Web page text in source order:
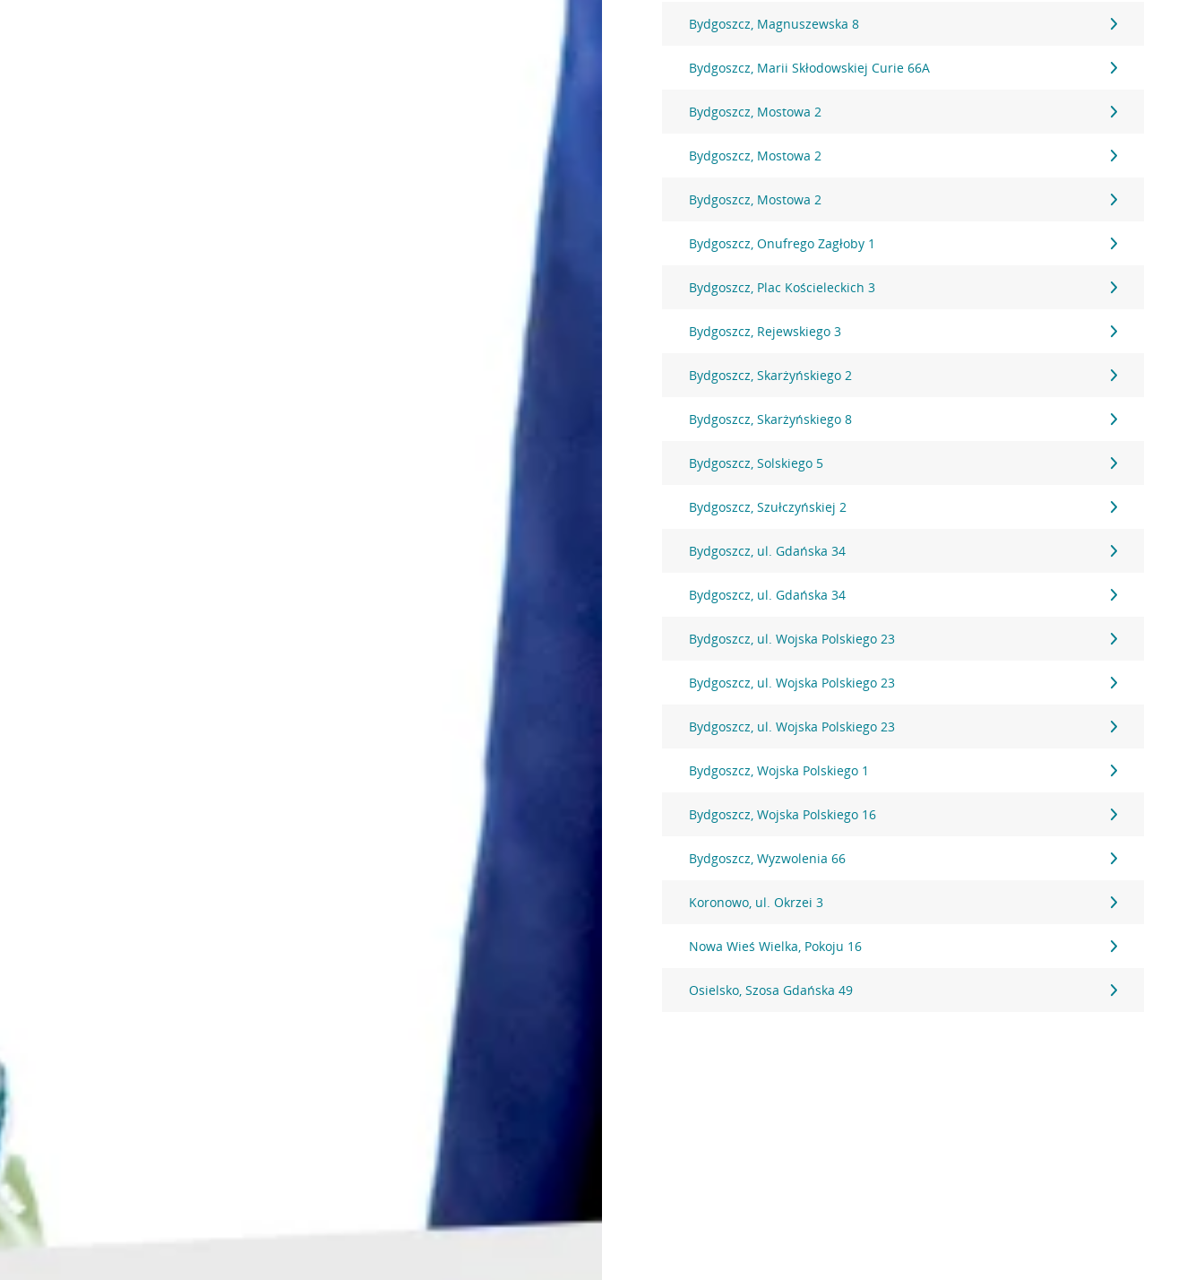
Bydgoszcz, Magnuszewska 8
Bydgoszcz, Marii Skłodowskiej Curie 66A
Bydgoszcz, Mostowa 2
Bydgoszcz, Mostowa 2
Bydgoszcz, Mostowa 2
Bydgoszcz, Onufrego Zagłoby 1
Bydgoszcz, Plac Kościeleckich 3
Bydgoszcz, Rejewskiego 3
Bydgoszcz, Skarżyńskiego 2
Bydgoszcz, Skarżyńskiego 8
Bydgoszcz, Solskiego 5
Bydgoszcz, Szułczyńskiej 2
Bydgoszcz, ul. Gdańska 34
Bydgoszcz, ul. Gdańska 34
Bydgoszcz, ul. Wojska Polskiego 23
Bydgoszcz, ul. Wojska Polskiego 23
Bydgoszcz, ul. Wojska Polskiego 23
Bydgoszcz, Wojska Polskiego 1
Bydgoszcz, Wojska Polskiego 16
Bydgoszcz, Wyzwolenia 66
Koronowo, ul. Okrzei 3
Nowa Wieś Wielka, Pokoju 16
Osielsko, Szosa Gdańska 49